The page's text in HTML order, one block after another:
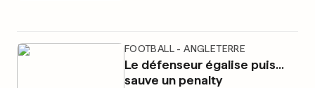
FOOTBALL - ANGLETERRE
Le défenseur égalise puis...
sauve un penalty